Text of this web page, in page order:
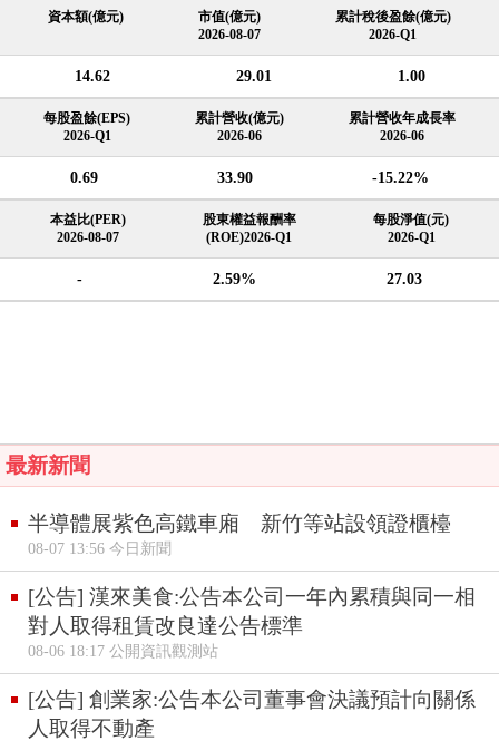
資本額(億元)
市值(億元)
2026-08-07
累計稅後盈餘(億元)
2026-Q1
14.62 29.01 1.00
每股盈餘(EPS)
2026-Q1
累計營收(億元)
2026-06
累計營收年成長率
2026-06
0.69 33.90 -15.22%
本益比(PER)
2026-08-07
股東權益報酬率
(ROE)2026-Q1
每股淨值(元)
2026-Q1
- 2.59% 27.03
最新新聞
半導體展紫色高鐵車廂 新竹等站設領證櫃檯
08-07 13:56 今日新聞
[公告] 漢來美食:公告本公司一年內累積與同一相
對人取得租賃改良達公告標準
08-06 18:17 公開資訊觀測站
[公告] 創業家:公告本公司董事會決議預計向關係
人取得不動產